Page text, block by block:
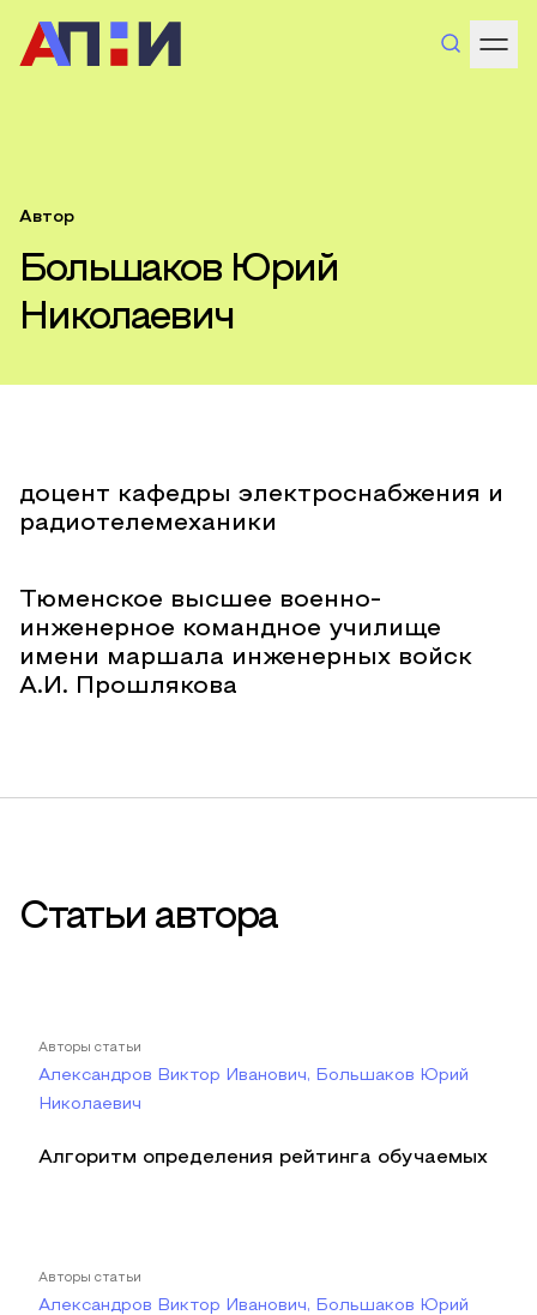
Автор
Большаков Юрий
Николаевич
доцент кафедры электроснабжения и
радиотелемеханики
Тюменское высшее военно-
инженерное командное училище
имени маршала инженерных войск
А.И. Прошлякова
Статьи автора
Авторы статьи
Александров Виктор Иванович, Большаков Юрий
Николаевич
Алгоритм определения рейтинга обучаемых
Авторы статьи
Александров Виктор Иванович, Большаков Юрий